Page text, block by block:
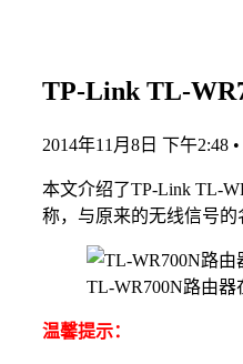
TP-Link TL-
2014年11月8日 下午2:48 •
本文介绍了TP-Link TL-
称，与原来的无线信号的
TL-WR700N路由器
温馨提示：